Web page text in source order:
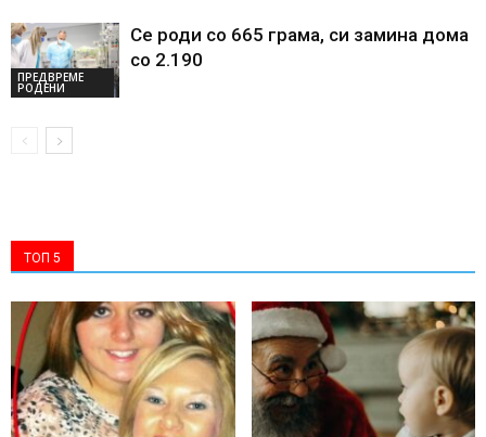
ПРЕДВРЕМЕ
РОДЕНИ
Се роди со 665 грама, си замина дома
со 2.190
ТОП 5